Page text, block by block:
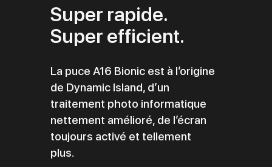
Super rapide.
Super efficient.
La puce A16 Bionic est à l’origine
de Dynamic Island, d’un
traitement photo informatique
nettement amélioré, de l’écran
toujours activé et tellement
plus.